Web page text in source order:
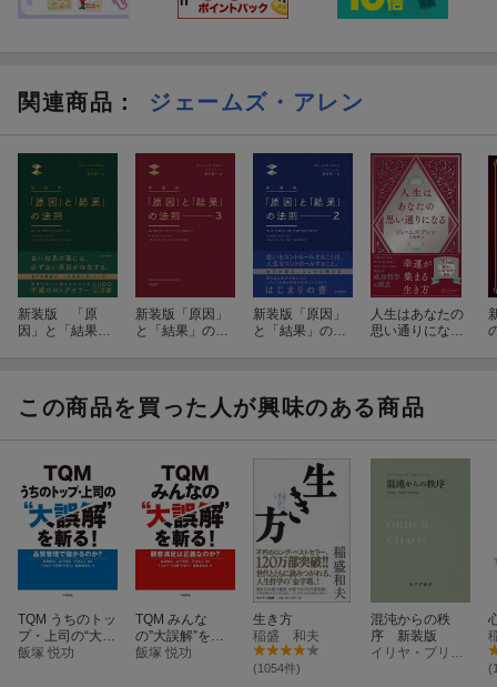
関連商品 ： ジェームズ・アレン
新装版 「原
因」と「結果」
新装版「原因」
と「結果」の法
新装版「原因」
と「結果」の法
人生はあなたの
思い通りにな
この商品を買った人が興味のある商品
TQM うちのトッ
プ・上司の“大誤
解”を斬る！
飯塚 悦功
TQM みんな
の”大誤解”を斬
る！
飯塚 悦功
生き方
稲盛 和夫
(1054件)
混沌からの秩
序 新装版